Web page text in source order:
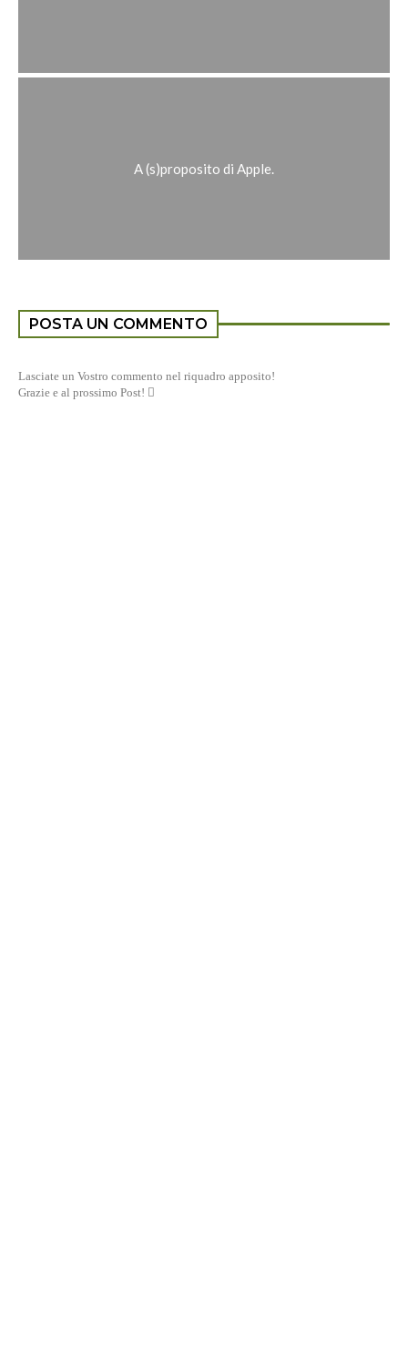
A (s)proposito di Apple.
POSTA UN COMMENTO
Lasciate un Vostro commento nel riquadro apposito!
Grazie e al prossimo Post! 